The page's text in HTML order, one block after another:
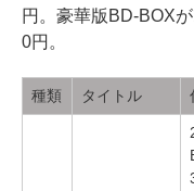
円。豪華版BD-BOX
0円。
種類 タイトル